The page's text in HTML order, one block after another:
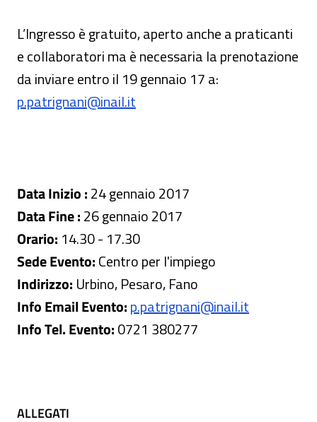
L’Ingresso è gratuito, aperto anche a praticanti
e collaboratori ma è necessaria la prenotazione
da inviare entro il 19 gennaio 17 a:
p.patrignani@inail.it
Data Inizio :24 gennaio 2017
Data Fine :26 gennaio 2017
Orario: 14.30 - 17.30
Sede Evento:Centro per l'impiego
Indirizzo: Urbino, Pesaro, Fano
Info Email Evento:p.patrignani@inail.it
Info Tel. Evento:0721 380277
ALLEGATI
ALLEGATI